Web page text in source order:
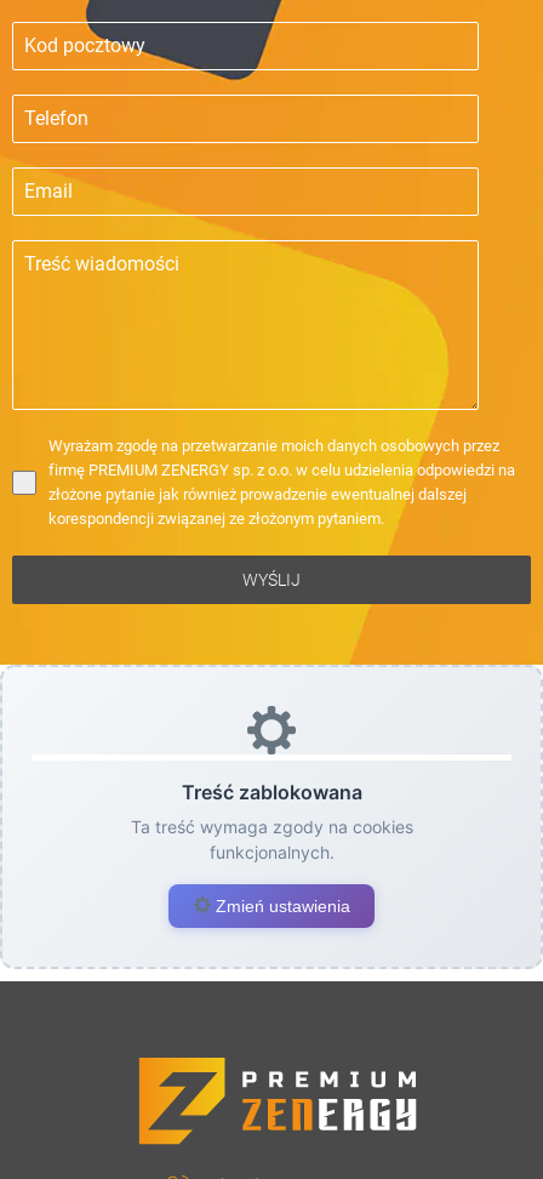
Wyrażam zgodę na przetwarzanie moich danych osobowych przez
firmę PREMIUM ZENERGY sp. z o.o. w celu udzielenia odpowiedzi na
złożone pytanie jak również prowadzenie ewentualnej dalszej
korespondencji związanej ze złożonym pytaniem.
WYŚLIJ
Treść zablokowana
Ta treść wymaga zgody na cookies
funkcjonalnych.
Zmień ustawienia